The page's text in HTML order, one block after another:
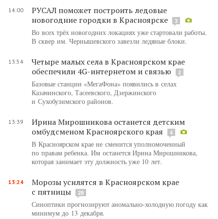
14:00
РУСАЛ поможет построить ледовые
новогодние городки в Красноярске
3
Во всех трёх новогодних локациях уже стартовали работы.
В сквер им. Чернышевского завезли ледяные блоки.
13:54
Четыре малых села в Красноярском крае
обеспечили 4G-интернетом и связью
2
Базовые станции «МегаФона» появились в селах
Казачинского, Тасеевского, Дзержинского
и Сухобузимского районов.
13:39
Ирина Мирошникова останется детским
омбудсменом Красноярского края
4
В Красноярском крае не сменится уполномоченный
по правам ребенка. Им останется Ирина Мирошникова,
которая занимает эту должность уже 10 лет.
13:24
Морозы усилятся в Красноярском крае
с пятницы
28
Синоптики прогнозируют аномально-холодную погоду как
минимум до 13 декабря.